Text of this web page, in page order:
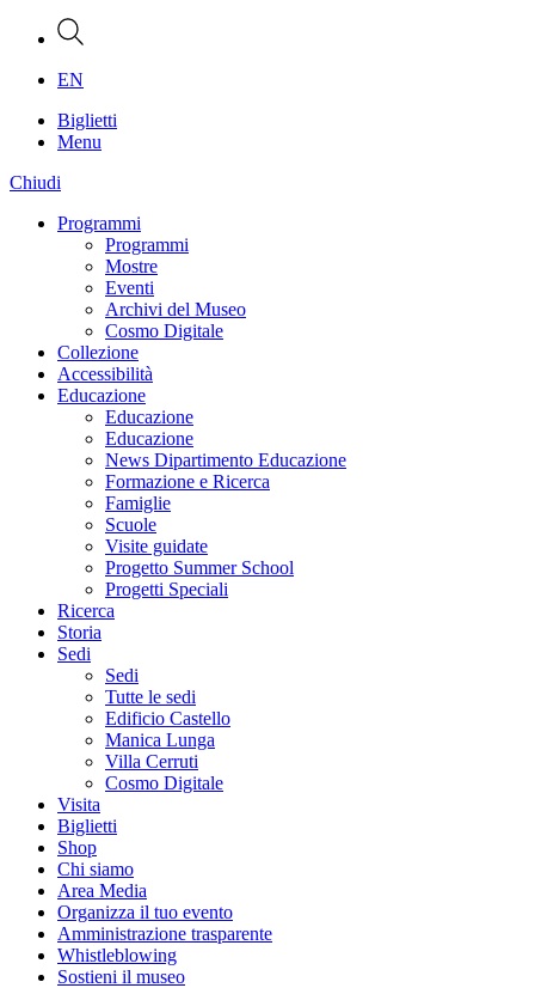
Ricerca
EN
Biglietti
Menu
Chiudi
Programmi
Programmi
Mostre
Eventi
Archivi del Museo
Cosmo Digitale
Collezione
Accessibilità
Educazione
Educazione
Educazione
News Dipartimento Educazione
Formazione e Ricerca
Famiglie
Scuole
Visite guidate
Progetto Summer School
Progetti Speciali
Ricerca
Storia
Sedi
Sedi
Tutte le sedi
Edificio Castello
Manica Lunga
Villa Cerruti
Cosmo Digitale
Visita
Biglietti
Shop
Chi siamo
Area Media
Organizza il tuo evento
Amministrazione trasparente
Whistleblowing
Sostieni il museo